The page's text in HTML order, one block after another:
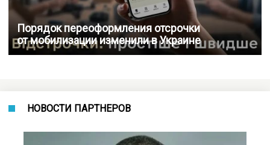
Порядок переоформления отсрочки
от мобилизации изменили в Украине
НОВОСТИ ПАРТНЕРОВ